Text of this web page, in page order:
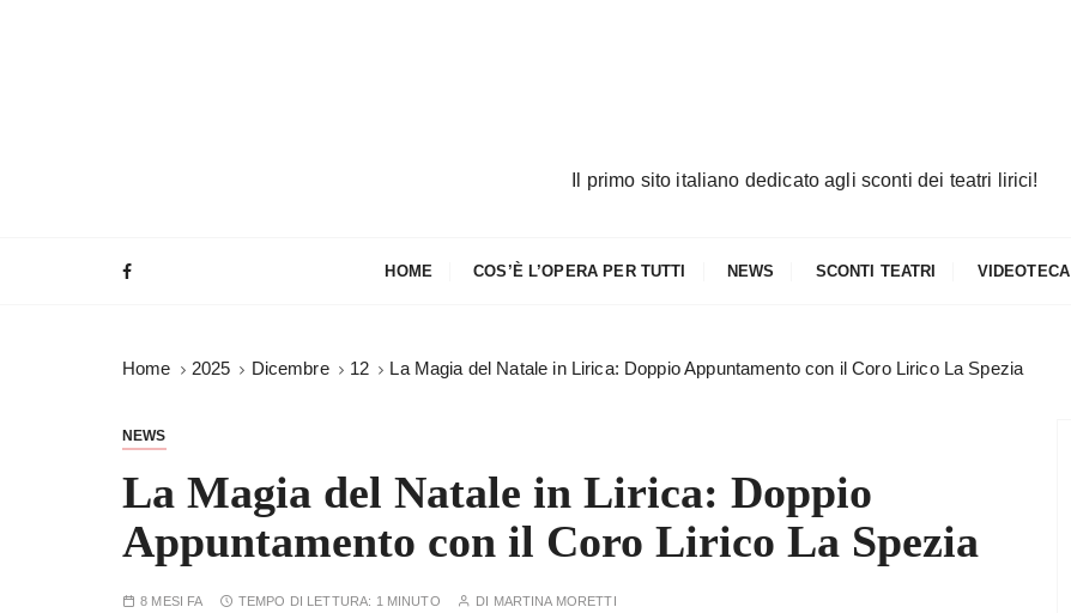
Il primo sito italiano dedicato agli sconti dei teatri lirici!
HOME COS’È L’OPERA PER TUTTI NEWS SCONTI TEATRI VIDEOTECA
Home 2025 Dicembre 12 La Magia del Natale in Lirica: Doppio Appuntamento con il Coro Lirico La Spezia
NEWS
La Magia del Natale in Lirica: Doppio
Appuntamento con il Coro Lirico La Spezia
8 MESI FA TEMPO DI LETTURA: 1 MINUTO DI MARTINA MORETTI